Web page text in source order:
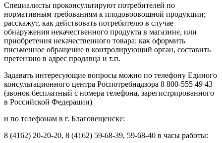
Специалисты проконсультируют потребителей по
нормативным требованиям к плодовоовощной продукции;
расскажут, как действовать потребителю в случае
обнаружения некачественного продукта в магазине, или
приобретения некачественного товара; как оформить
письменное обращение в контролирующий орган, составить
претензию в адрес продавца и т.п.
Задавать интересующие вопросы можно по телефону Единого
консультационного центра Роспотребнадзора 8 800-555 49 43
(звонок бесплатный с номера телефона, зарегистрированного
в Российской Федерации)
и по телефонам в г. Благовещенске:
8 (4162) 20-20-20, 8 (4162) 59-68-39, 59-68-40 в часы работы: